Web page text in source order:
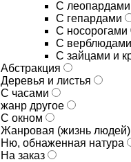
С леопардами
С гепардами
С носорогами
С верблюдами
С зайцами и
Абстракция
Деревья и листья
С часами
жанр другое
С окном
Жанровая (жизнь людей)
Ню, обнаженная натура
На заказ